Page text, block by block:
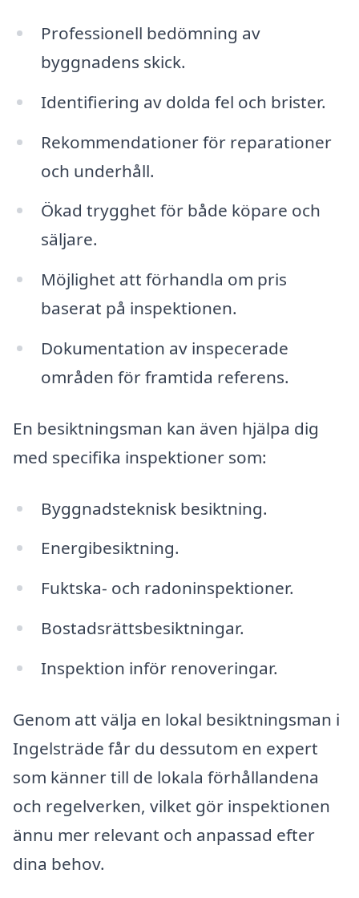
Professionell bedömning av
byggnadens skick.
Identifiering av dolda fel och brister.
Rekommendationer för reparationer
och underhåll.
Ökad trygghet för både köpare och
säljare.
Möjlighet att förhandla om pris
baserat på inspektionen.
Dokumentation av inspecerade
områden för framtida referens.
En besiktningsman kan även hjälpa dig
med specifika inspektioner som:
Byggnadsteknisk besiktning.
Energibesiktning.
Fuktska- och radoninspektioner.
Bostadsrättsbesiktningar.
Inspektion inför renoveringar.
Genom att välja en lokal besiktningsman i
Ingelsträde får du dessutom en expert
som känner till de lokala förhållandena
och regelverken, vilket gör inspektionen
ännu mer relevant och anpassad efter
dina behov.